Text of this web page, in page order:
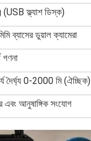
ফ্ল্যাশ ডিস্ক)
ব্যাসের ডুয়াল ক্যামেরা
গণনা
দৈর্ঘ্য 0-2000 মি (ঐচ্ছিক)
এবং আনুষাঙ্গিক সংযোগ